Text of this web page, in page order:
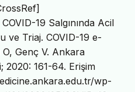
19 Salgınında Acil
ve Triaj. COVID-19 e-
Genç V. Ankara
2020: 161-64. Erişim
wp-